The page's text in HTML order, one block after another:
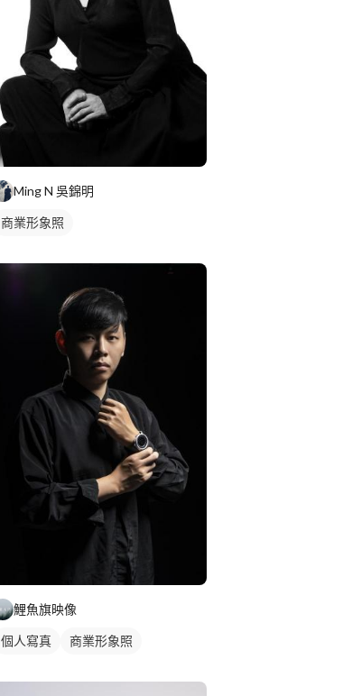
Ming N 吳錦明
商業形象照
鯉魚旗映像
個人寫真 商業形象照